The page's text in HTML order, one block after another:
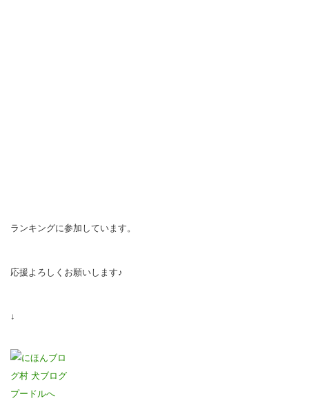
ランキングに参加しています。
応援よろしくお願いします♪
↓